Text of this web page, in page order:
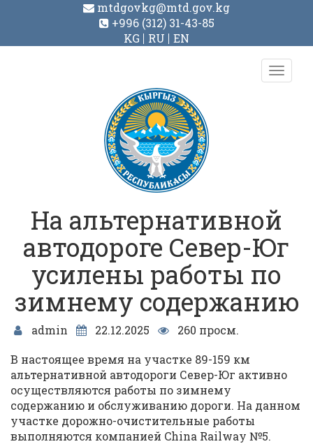
mtdgovkg@mtd.gov.kg
+996 (312) 31-43-85
KG
RU EN
Toggle
На альтернативной
автодороге Север-Юг
усилены работы по
зимнему содержанию
admin 22.12.2025
260 просм.
В настоящее время на участке 89-159 км
альтернативной автодороги Север-Юг активно
осуществляются работы по зимнему
содержанию и обслуживанию дороги. На данном
участке дорожно-очистительные работы
выполняются компанией China Railway №5.